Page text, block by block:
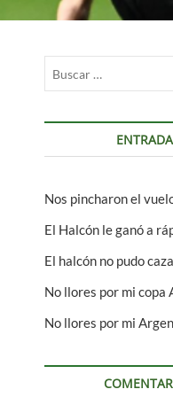
Nos pincharon el
El Halcón le ganó a
El halcón no pudo
No llores por mi copa
No llores por mi